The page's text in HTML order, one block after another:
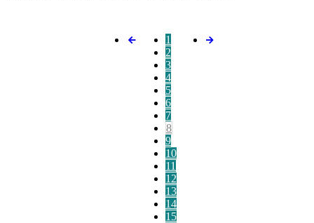
1
2
3
4
5
6
7
8
9
10
11
12
13
14
15